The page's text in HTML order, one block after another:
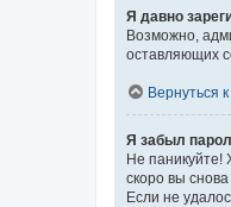
Я давно
Возможно,
оставляющих
Вернуться
Я забыл
Не паникуйте!
скоро вы
Если не